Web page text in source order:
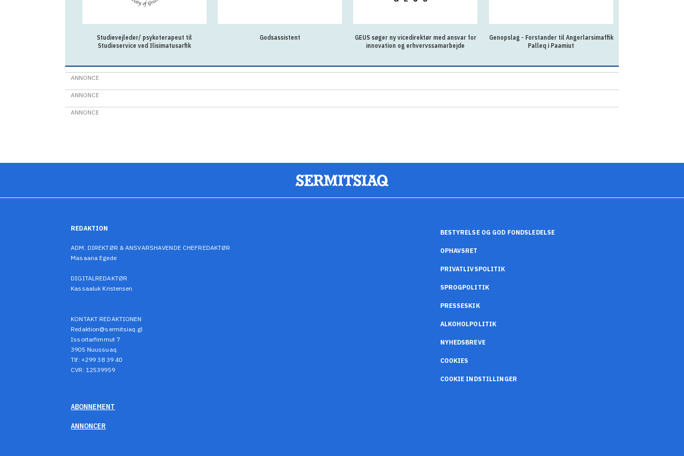
Studievejleder/ psykoterapeut til
Studieservice ved Ilisimatusarfik
Godsassistent
GEUS søger ny vicedirektør med ansvar for
innovation og erhvervssamarbejde
Genopslag - Forstander til Angerlarsimaffik
Palleq i Paamiut
ANNONCE
ANNONCE
ANNONCE
REDAKTION
ADM. DIREKTØR & ANSVARSHAVENDE CHEFREDAKTØR
Masaana Egede
DIGITALREDAKTØR
Kassaaluk Kristensen
KONTAKT REDAKTIONEN
Redaktion@sermitsiaq.gl
Issortarfimmut 7
3905 Nuussuaq
Tlf: +299 38 39 40
CVR: 12539959
BESTYRELSE OG GOD FONDSLEDELSE
OPHAVSRET
PRIVATLIVSPOLITIK
SPROGPOLITIK
PRESSESKIK
ALKOHOLPOLITIK
NYHEDSBREVE
COOKIES
COOKIE INDSTILLINGER
ABONNEMENT
ANNONCER